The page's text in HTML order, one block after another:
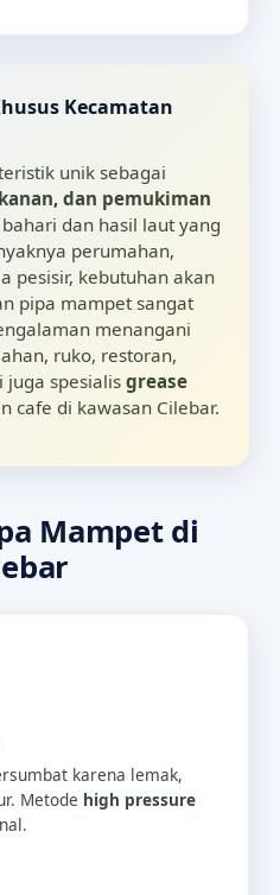
Kecamatan
unik sebagai
dan pemukiman
dan hasil laut yang
perumahan,
pesisir, kebutuhan akan
pipa mampet sangat
menangani
ruko, restoran,
juga spesialis grease
cafe di kawasan Cilebar.
Mampet di
karena lemak,
Metode high pressure